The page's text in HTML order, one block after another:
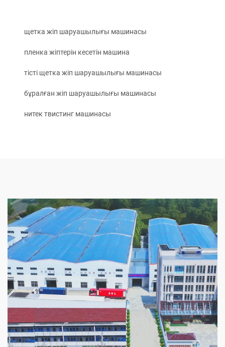
щетка жіп шаруашылығы машинасы
пленка жіптерін кесетін машина
тісті щетка жіп шаруашылығы машинасы
бұралған жіп шаруашылығы машинасы
нитек твистинг машинасы